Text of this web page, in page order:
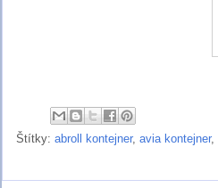
Štítky: abroll kontejner, avia kontejner,